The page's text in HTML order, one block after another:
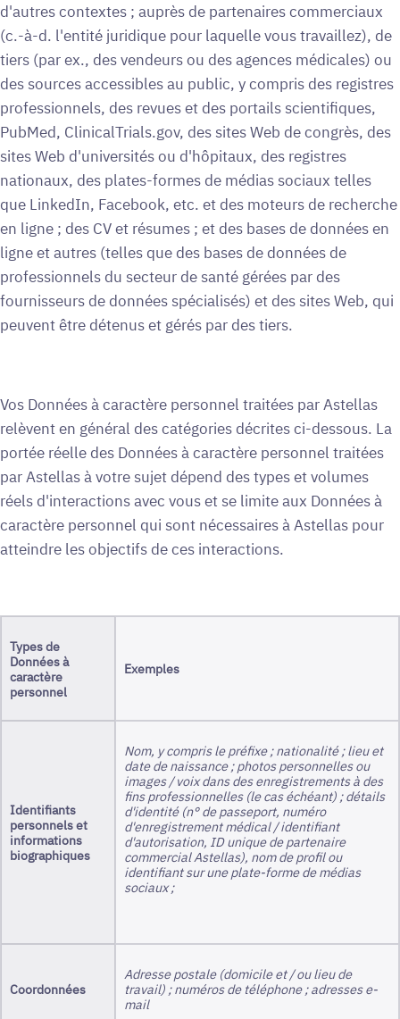
d'autres contextes ; auprès de partenaires commerciaux
(c.-à-d. l'entité juridique pour laquelle vous travaillez), de
tiers (par ex., des vendeurs ou des agences médicales) ou
des sources accessibles au public, y compris des registres
professionnels, des revues et des portails scientifiques,
PubMed, ClinicalTrials.gov, des sites Web de congrès, des
sites Web d'universités ou d'hôpitaux, des registres
nationaux, des plates-formes de médias sociaux telles
que LinkedIn, Facebook, etc. et des moteurs de recherche
en ligne ; des CV et résumes ; et des bases de données en
ligne et autres (telles que des bases de données de
professionnels du secteur de santé gérées par des
fournisseurs de données spécialisés) et des sites Web, qui
peuvent être détenus et gérés par des tiers.
Vos Données à caractère personnel traitées par Astellas
relèvent en général des catégories décrites ci-dessous. La
portée réelle des Données à caractère personnel traitées
par Astellas à votre sujet dépend des types et volumes
réels d'interactions avec vous et se limite aux Données à
caractère personnel qui sont nécessaires à Astellas pour
atteindre les objectifs de ces interactions.
Types de
Données à
caractère
personnel
Exemples
Identifiants
personnels et
informations
biographiques
Nom, y compris le préfixe ; nationalité ; lieu et
date de naissance ; photos personnelles ou
images / voix dans des enregistrements à des
fins professionnelles (le cas échéant) ; détails
d'identité (n° de passeport, numéro
d'enregistrement médical / identifiant
d'autorisation, ID unique de partenaire
commercial Astellas), nom de profil ou
identifiant sur une plate-forme de médias
sociaux ;
Coordonnées
Adresse postale (domicile et / ou lieu de
travail) ; numéros de téléphone ; adresses e-
mail